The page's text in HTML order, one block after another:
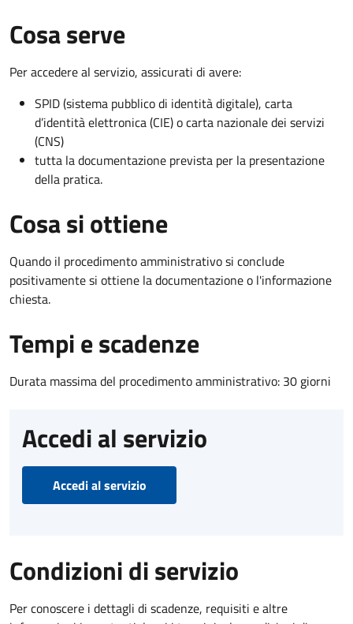
Cosa serve
Per accedere al servizio, assicurati di avere:
SPID (sistema pubblico di identità digitale), carta
d’identità elettronica (CIE) o carta nazionale dei servizi
(CNS)
tutta la documentazione prevista per la presentazione
della pratica.
Cosa si ottiene
Quando il procedimento amministrativo si conclude
positivamente si ottiene la documentazione o l'informazione
chiesta.
Tempi e scadenze
Durata massima del procedimento amministrativo: 30 giorni
Accedi al servizio
Accedi al servizio
Condizioni di servizio
Per conoscere i dettagli di scadenze, requisiti e altre